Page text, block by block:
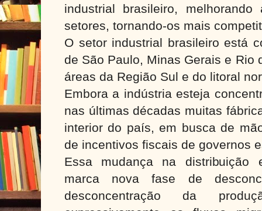
industrial brasileiro,
setores, tornando-os mais
O setor industrial brasileiro está
de São Paulo, Minas Gerais e Rio
áreas da Região Sul e do litoral
Embora a indústria esteja
nas últimas décadas muitas
interior do país, em busca de
de incentivos fiscais de governos
Essa mudança na distribuição
marca nova fase de
desconcentração da